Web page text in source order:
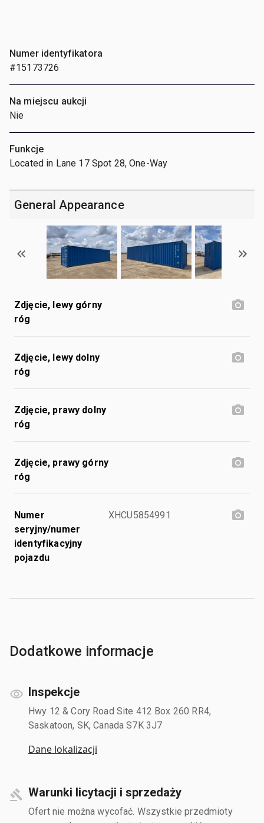
Numer identyfikatora
#15173726
Na miejscu aukcji
Nie
Funkcje
Located in Lane 17 Spot 28, One-Way
General Appearance
Zdjęcie, lewy górny
róg
Zdjęcie, lewy dolny
róg
Zdjęcie, prawy dolny
róg
Zdjęcie, prawy górny
róg
Numer
seryjny/numer
identyfikacyjny
pojazdu
XHCU5854991
Dodatkowe informacje
Inspekcje
Hwy 12 & Cory Road Site 412 Box 260 RR4,
Saskatoon, SK, Canada S7K 3J7
Dane lokalizacji
Warunki licytacji i sprzedaży
Ofert nie można wycofać. Wszystkie przedmioty